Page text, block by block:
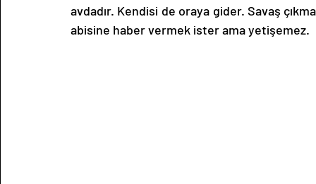
avdadır. Kendisi de oraya gider. Savaş
abisine haber vermek ister ama yetişemez.